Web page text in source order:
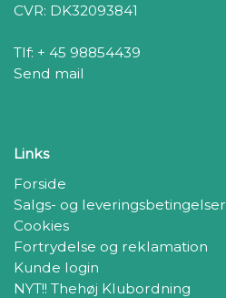
CVR: DK32093841
Tlf: + 45 98854439
Send mail
Links
Forside
Salgs- og leveringsbetingelser
Cookies
Fortrydelse og reklamation
Kunde login
NYT!! Thehøj Klubordning